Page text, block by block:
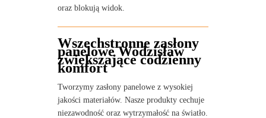
oraz blokują widok.
Wszechstronne zasłony
panelowe Wodzisław
zwiększające codzienny
komfort
Tworzymy zasłony panelowe z wysokiej
jakości materiałów. Nasze produkty cechuje
niezawodność oraz wytrzymałość na światło.